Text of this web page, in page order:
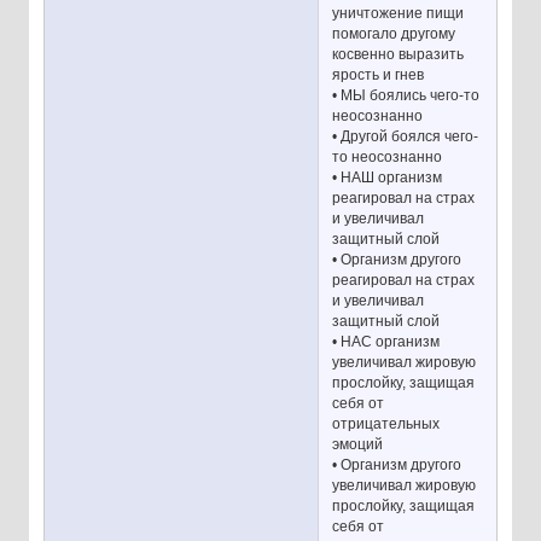
уничтожение пищи
помогало другому
косвенно выразить
ярость и гнев
• МЫ боялись чего-то
неосознанно
• Другой боялся чего-
то неосознанно
• НАШ организм
реагировал на страх
и увеличивал
защитный слой
• Организм другого
реагировал на страх
и увеличивал
защитный слой
• НАС организм
увеличивал жировую
прослойку, защищая
себя от
отрицательных
эмоций
• Организм другого
увеличивал жировую
прослойку, защищая
себя от